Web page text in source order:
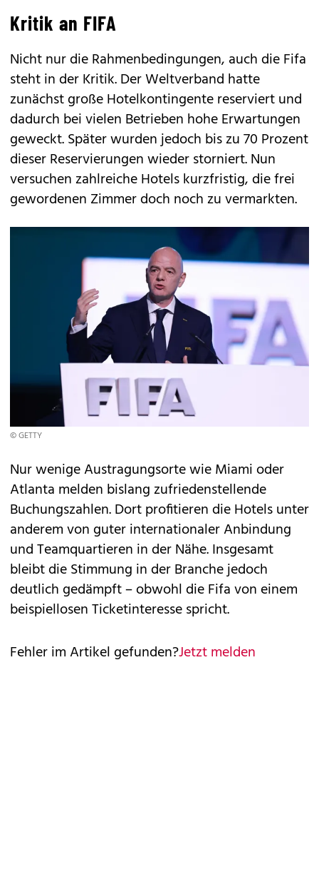
Kritik an FIFA
Nicht nur die Rahmenbedingungen, auch die Fifa
steht in der Kritik. Der Weltverband hatte
zunächst große Hotelkontingente reserviert und
dadurch bei vielen Betrieben hohe Erwartungen
geweckt. Später wurden jedoch bis zu 70 Prozent
dieser Reservierungen wieder storniert. Nun
versuchen zahlreiche Hotels kurzfristig, die frei
gewordenen Zimmer doch noch zu vermarkten.
© GETTY
Nur wenige Austragungsorte wie Miami oder
Atlanta melden bislang zufriedenstellende
Buchungszahlen. Dort profitieren die Hotels unter
anderem von guter internationaler Anbindung
und Teamquartieren in der Nähe. Insgesamt
bleibt die Stimmung in der Branche jedoch
deutlich gedämpft – obwohl die Fifa von einem
beispiellosen Ticketinteresse spricht.
Fehler im Artikel gefunden?Jetzt melden